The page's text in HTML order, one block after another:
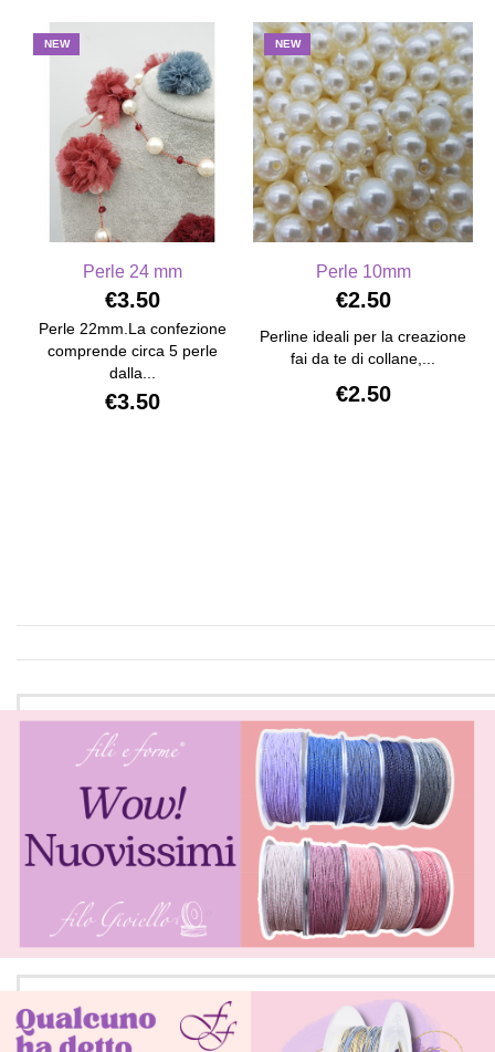
NEW
Perle 24 mm
€3.50
Perle 22mm.La confezione
comprende circa 5 perle
dalla...
€3.50
NEW
Perle 10mm
€2.50
Perline ideali per la creazione
fai da te di collane,...
€2.50